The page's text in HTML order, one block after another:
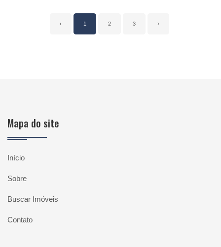
‹ 1 2 3 ›
Mapa do site
Início
Sobre
Buscar Imóveis
Contato